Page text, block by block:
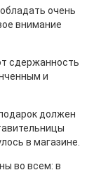
очень
внимание
сдержанность
и
должен
в магазине.
во всем: в